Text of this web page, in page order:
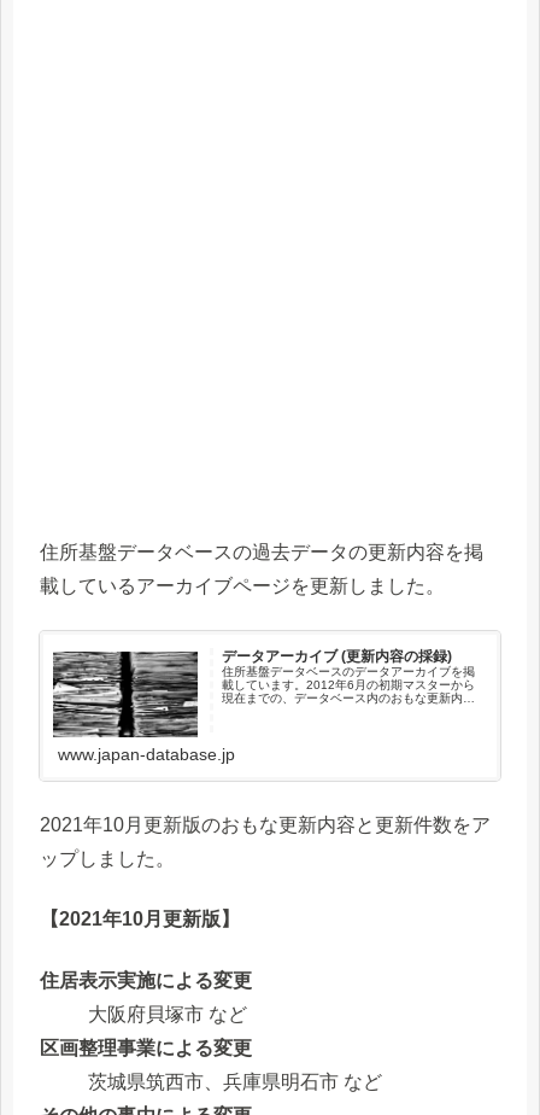
住所基盤データベースの過去データの更新内容を掲
載しているアーカイブページを更新しました。
データアーカイブ (更新内容の採録)
住所基盤データベースのデータアーカイブを掲
載しています。2012年6月の初期マスターから
現在までの、データベース内のおもな更新内容
www.japan-database.jp
2021年10月更新版のおもな更新内容と更新件数をア
ップしました。
【2021年10月更新版】
住居表示実施による変更
大阪府貝塚市 など
区画整理事業による変更
茨城県筑西市、兵庫県明石市 など